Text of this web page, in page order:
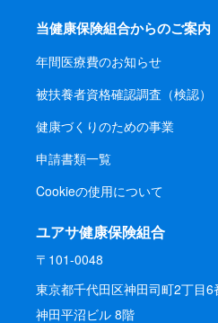
当健康保険組合からのご案内
年間医療費のお知らせ
被扶養者資格確認調査（検認）
健康づくりのための事業
申請書類一覧
Cookieの使用について
ユアサ健康保険組合
〒101-0048
東京都千代田区神田司町2丁目6
神田平沼ビル 8階